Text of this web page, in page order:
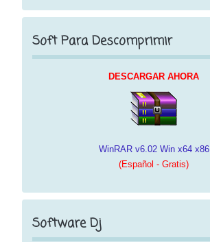
Soft Para Descomprimir
DESCARGAR AHORA
WinRAR v6.02 Win x64 x86
(Español - Gratis)
Software Dj